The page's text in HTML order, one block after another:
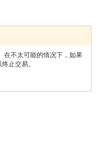
在不太可能的情况下，如果
止交易。